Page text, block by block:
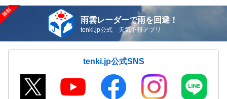
雨雲レーダーで雨を回避！
tenki.jp公式 天気予報アプリ
tenki.jp公式SNS